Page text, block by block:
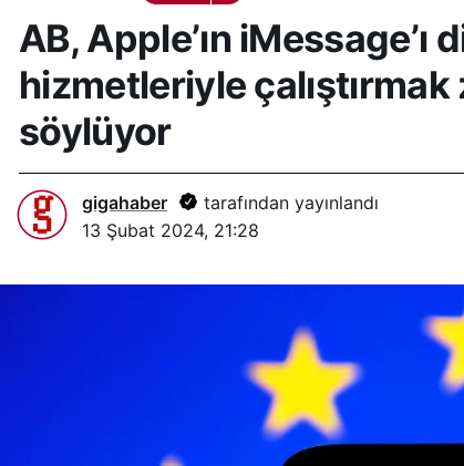
AB, Apple’ın
hizmetleriyle çalıştırmak
söylüyor
gigahaber
tarafından yayınlandı
13 Şubat 2024, 21:28